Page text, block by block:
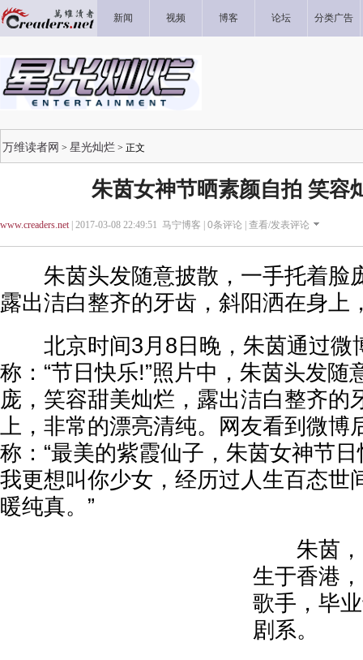
新闻 视频 博客 论坛 分类广告
万维读者网 > 星光灿烂 > 正文
朱茵女神节晒素颜自拍 笑容
www.creaders.net| 2017-03-08 22:49:51 马宁博客 | 0条评论 | 查看/发表评论
朱茵头发随意披散，一手托着脸
露出洁白整齐的牙齿，斜阳洒在身上
北京时间3月8日晚，朱茵通过微
称：“节日快乐!”照片中，朱茵头发随
庞，笑容甜美灿烂，露出洁白整齐的
上，非常的漂亮清纯。网友看到微博
称：“最美的紫霞仙子，朱茵女神节日
我更想叫你少女，经历过人生百态世
暖纯真。”
朱茵，
生于香港
歌手，毕
剧系。